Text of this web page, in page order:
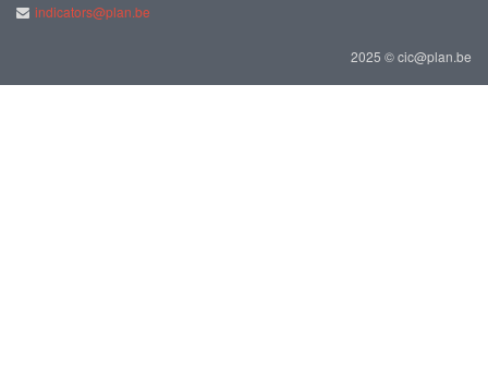
indicators@plan.be
2025 © cic@plan.be